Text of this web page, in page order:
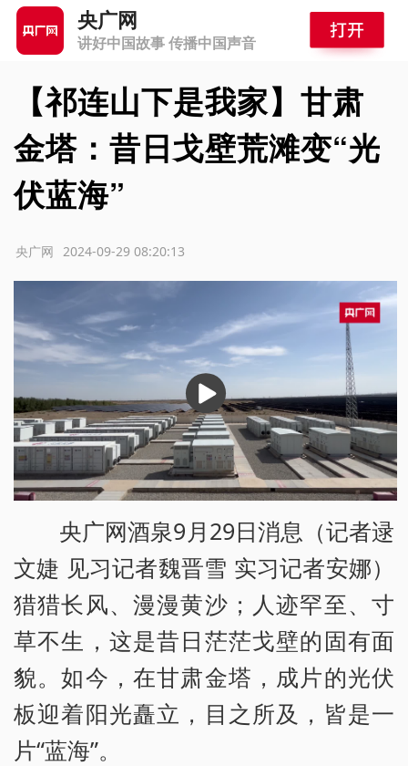
央广网
讲好中国故事 传播中国声音
【祁连山下是我家】甘肃
金塔：昔日戈壁荒滩变“光
伏蓝海”
2024-09-29 08:20:13
央广网
播
放
央广网酒泉9月29日消息（记者逯
文婕 见习记者魏晋雪 实习记者安娜）
猎猎长风、漫漫黄沙；人迹罕至、寸
草不生，这是昔日茫茫戈壁的固有面
貌。如今，在甘肃金塔，成片的光伏
板迎着阳光矗立，目之所及，皆是一
片“蓝海”。